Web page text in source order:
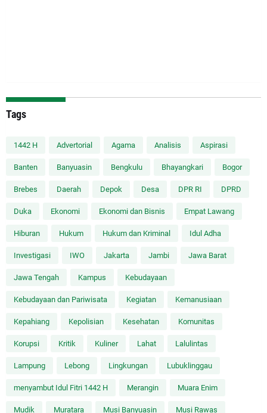
Tags
1442 H Advertorial Agama Analisis Aspirasi
Banten Banyuasin Bengkulu Bhayangkari Bogor
Brebes Daerah Depok Desa DPR RI DPRD
Duka Ekonomi Ekonomi dan Bisnis Empat Lawang
Hiburan Hukum Hukum dan Kriminal Idul Adha
Investigasi IWO Jakarta Jambi Jawa Barat
Jawa Tengah Kampus Kebudayaan
Kebudayaan dan Pariwisata Kegiatan Kemanusiaan
Kepahiang Kepolisian Kesehatan Komunitas
Korupsi Kritik Kuliner Lahat Lalulintas
Lampung Lebong Lingkungan Lubuklinggau
menyambut Idul Fitri 1442 H Merangin Muara Enim
Mudik Muratara Musi Banyuasin Musi Rawas